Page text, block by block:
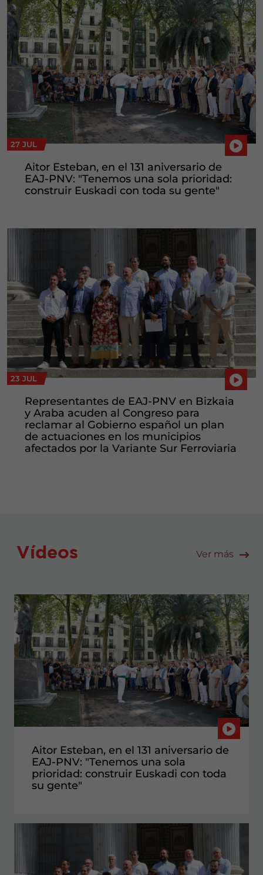
27 JUL
Aitor Esteban, en el 131 aniversario de
EAJ-PNV: "Tenemos una sola prioridad:
construir Euskadi con toda su gente"
23 JUL
Representantes de EAJ-PNV en Bizkaia
y Araba acuden al Congreso para
reclamar al Gobierno español un plan
de actuaciones en los municipios
afectados por la Variante Sur Ferroviaria
Vídeos Ver más
Aitor Esteban, en el 131 aniversario de
EAJ-PNV: "Tenemos una sola
prioridad: construir Euskadi con toda
su gente"